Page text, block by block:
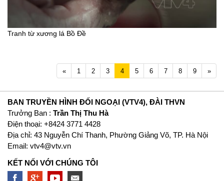
Tranh từ xương lá Bồ Đề
«Previous
1 2 3 4 5 6 7 8 9 »Next
BAN TRUYỀN HÌNH ĐỐI NGOẠI (VTV4), ĐÀI THVN
Trưởng Ban : Trần Thị Thu Hà
Ðiện thoại: +8424 3771 4428
Địa chỉ: 43 Nguyễn Chí Thanh, Phường Giảng Võ, TP. Hà Nội
Email: vtv4@vtv.vn
KẾT NỐI VỚI CHÚNG TÔI